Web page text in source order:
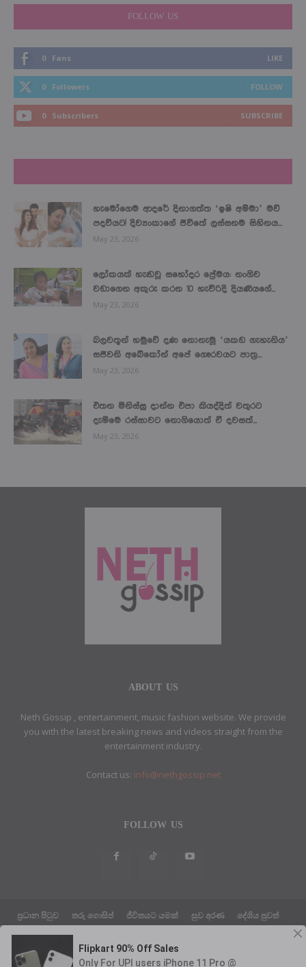
FOLLOW US
0 Fans LIKE
0 Followers FOLLOW
0 Subscribers SUBSCRIBE
හැමෝගෙම ආදරේ දිනාගත්ත ‘ඉෂි අම්මා’ මව්
පදවියට! දිව්‍යංකාගේ ජීවිතේ ලස්සනම සිහිනය...
May 23, 2026
ලෝකයක් හැඬවූ සහෝදර ප්‍රේමය: නංගිව
වඩාගෙන අකුරු කරන 10 හැවිරිදි දියණියගේ...
May 23, 2026
බලවතූන් හමුවේ දණ නොනැමූ ‘යකඩ ගැහැනිය’
සජීවනි අබේකෝන් අපේ ගෞරවයට පාත්‍ර...
May 23, 2026
එතන මිනිස්සු දාන්න එපා කියද්දිත් වතුරට
දැම්මෙ රස්සාවට නොගියොත් ඒ දවසත්...
May 23, 2026
ABOUT US
Neth Gossip , entertainment, music fashion website. We provide
you with the latest breaking news and videos straight from the
entertainment industry.
Contact us: info@nethgossip.net
FOLLOW US
ප්‍රධාන පිටුව තරු ගොසිප් ජීවිතයට යමක් සුව අරණ
දේශිය පුවත්
ABOUT US
ETHICS POLICY